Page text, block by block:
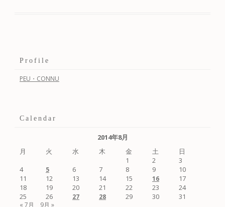
Profile
PEU・CONNU
Calendar
2014年8月
月
火 水 木 金 土
日
1
2
3
4
5 6 7 8 9
10
11
12 13 14 15 16
17
18
19 20 21 22 23
24
25
26 27 28 29 30 31
« 7月 9月 »